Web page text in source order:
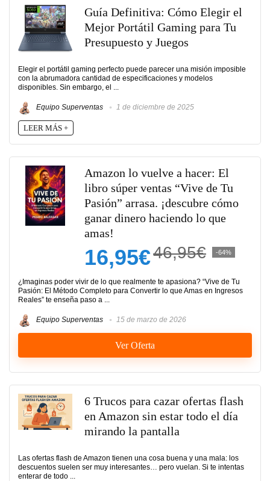
Guía Definitiva: Cómo Elegir el
Mejor Portátil Gaming para Tu
Presupuesto y Juegos
Elegir el portátil gaming perfecto puede parecer una misión imposible
con la abrumadora cantidad de especificaciones y modelos
disponibles. Sin embargo, el ...
Equipo Superventas 1 de diciembre de 2025
LEER MÁS +
Amazon lo vuelve a hacer: El
libro súper ventas “Vive de Tu
Pasión” arrasa. ¡descubre cómo
ganar dinero haciendo lo que
amas!
16,95€46,95€ -64%
¿Imaginas poder vivir de lo que realmente te apasiona? “Vive de Tu
Pasión: El Método Completo para Convertir lo que Amas en Ingresos
Reales” te enseña paso a ...
Equipo Superventas 15 de marzo de 2026
Ver Oferta
6 Trucos para cazar ofertas flash
en Amazon sin estar todo el día
mirando la pantalla
Las ofertas flash de Amazon tienen una cosa buena y una mala: los
descuentos suelen ser muy interesantes… pero vuelan. Si te intentas
enterar de todo ...